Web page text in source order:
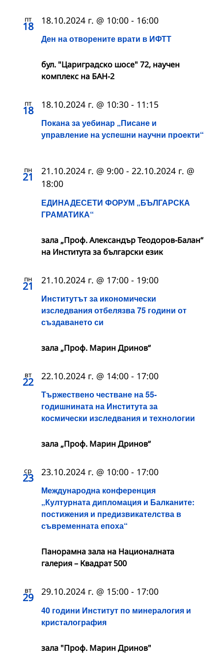
пт
18
Ден на отворените врати в ИФТТ
18.10.2024 г. @ 10:00 - 16:00
бул. "Цариградско шосе" 72, научен
комплекс на БАН-2
пт
18
Покана за уебинар „Писане и
управление на успешни научни проекти“
18.10.2024 г. @ 10:30 - 11:15
пн
21
ЕДИНАДЕСЕТИ ФОРУМ „БЪЛГАРСКА
ГРАМАТИКА“
21.10.2024 г. @ 9:00 - 22.10.2024 г. @
18:00
зала „Проф. Александър Теодоров-Балан“
на Института за български език
пн
21
Институтът за икономически
изследвания отбелязва 75 години от
създаването си
21.10.2024 г. @ 17:00 - 19:00
зала „Проф. Марин Дринов“
вт
22
Тържествено честване на 55-
годишнината на Института за
космически изследвания и технологии
22.10.2024 г. @ 14:00 - 17:00
зала „Проф. Марин Дринов“
ср
23
Международна конференция
„Културната дипломация и Балканите:
постижения и предизвикателства в
съвременната епоха“
23.10.2024 г. @ 10:00 - 17:00
Панорамна зала на Националната
галерия – Квадрат 500
вт
29
40 години Институт по минералогия и
кристалография
29.10.2024 г. @ 15:00 - 17:00
зала "Проф. Марин Дринов"